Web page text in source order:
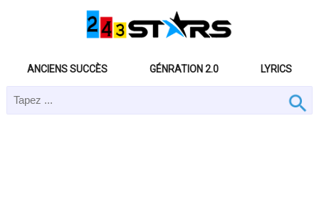
ANCIENS SUCCÈS GÉNRATION 2.0 LYRICS